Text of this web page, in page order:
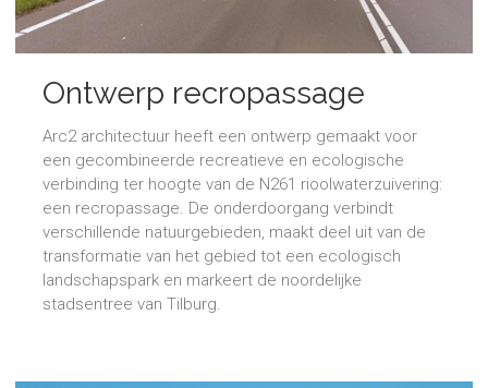
Ontwerp recropassage
Tilburg
Arc2 architectuur heeft een ontwerp gemaakt voor
een gecombineerde recreatieve en ecologische
verbinding ter hoogte van de N261 rioolwaterzuivering:
een recropassage. De onderdoorgang verbindt
verschillende natuurgebieden, maakt deel uit van de
transformatie van het gebied tot een ecologisch
landschapspark en markeert de noordelijke
stadsentree van Tilburg.